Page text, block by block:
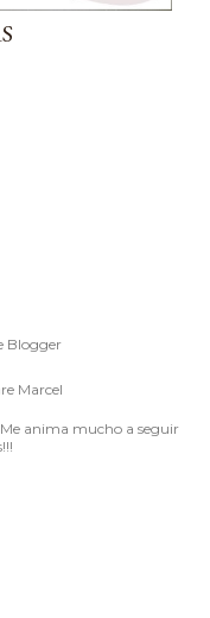
Blogger
Marcel
anima mucho a seguir